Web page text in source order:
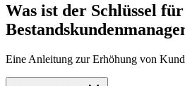
Was ist der Schlüssel
Eine Anleitung zur Erhöhung von